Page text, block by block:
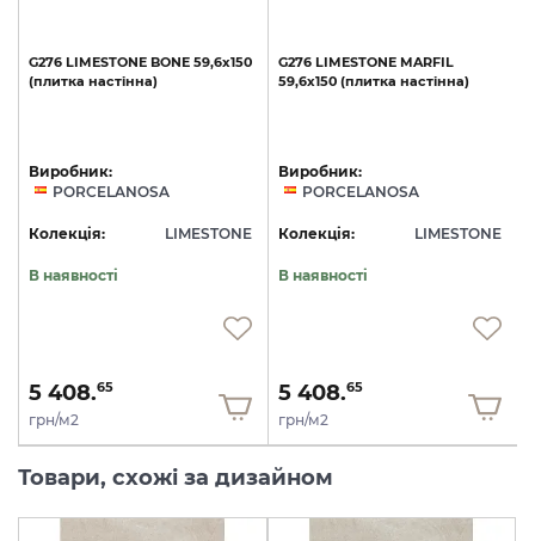
G276 LIMESTONE BONE 59,6x150
(плитка настінна)
Виробник:
PORCELANOSA
Колекція: LIMESTONE
В наявності
5 408.65
грн/м2
G276 LIMESTONE MARFIL
59,6x150 (плитка настінна)
Виробник:
PORCELANOSA
Колекція: LIMESTONE
В наявності
5 408.65
грн/м2
Товари, схожі за дизайном